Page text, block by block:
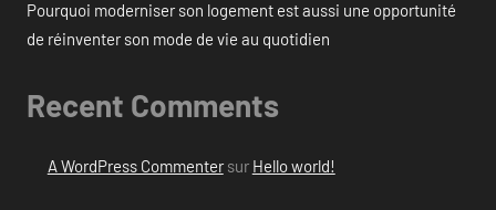
Pourquoi moderniser son logement est aussi une opportunité
de réinventer son mode de vie au quotidien
Recent Comments
A WordPress Commentersur Hello world!